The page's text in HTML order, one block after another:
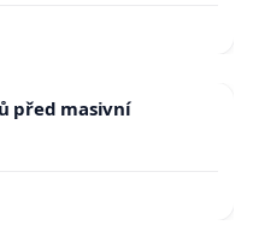
před masivní